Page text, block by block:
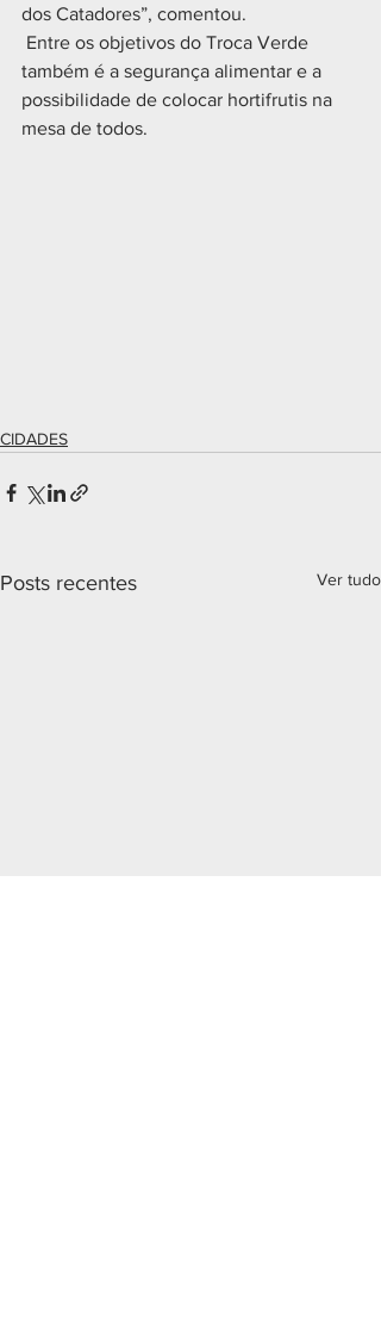
dos Catadores”, comentou.
também é a segurança alimentar e a
possibilidade de colocar hortifrutis na
mesa de todos.
CIDADES
Posts recentes Ver tudo